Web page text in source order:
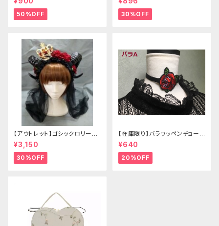
50%OFF 30%OFF
【アウトレット】ゴシックロリータ
ゴールドクラウン＆ホーン(ヴェ
ール付き)
¥3,150
30%OFF
【在庫限り】バラワッペンチョーカ
ー
¥640
20%OFF